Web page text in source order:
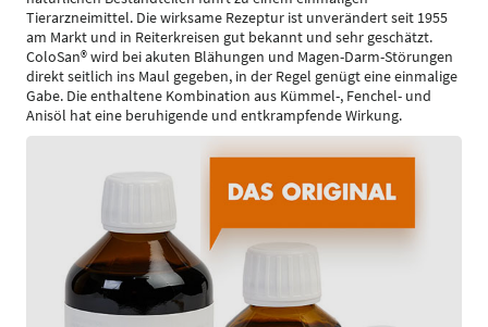
Tierarzneimittel. Die wirksame Rezeptur ist unverändert seit 1955
am Markt und in Reiterkreisen gut bekannt und sehr geschätzt.
ColoSan® wird bei akuten Blähungen und Magen-Darm-Störungen
direkt seitlich ins Maul gegeben, in der Regel genügt eine einmalige
Gabe. Die enthaltene Kombination aus Kümmel-, Fenchel- und
Anisöl hat eine beruhigende und entkrampfende Wirkung.